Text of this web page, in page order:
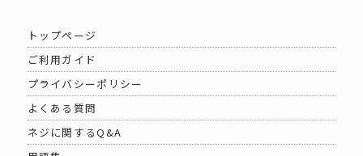
トップページ
ご利用ガイド
プライバシーポリシー
よくある質問
ネジに関するQ&A